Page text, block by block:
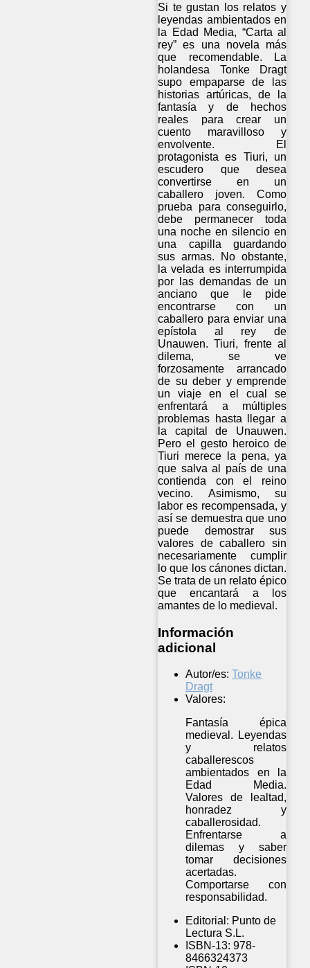
Si te gustan los relatos y
leyendas ambientados en
la Edad Media, “Carta al
rey” es una novela más
que recomendable. La
holandesa Tonke Dragt
supo empaparse de las
historias artúricas, de la
fantasía y de hechos
reales para crear un
cuento maravilloso y
envolvente. El
protagonista es Tiuri, un
escudero que desea
convertirse en un
caballero joven. Como
prueba para conseguirlo,
debe permanecer toda
una noche en silencio en
una capilla guardando
sus armas. No obstante,
la velada es interrumpida
por las demandas de un
anciano que le pide
encontrarse con un
caballero para enviar una
epístola al rey de
Unauwen. Tiuri, frente al
dilema, se ve
forzosamente arrancado
de su deber y emprende
un viaje en el cual se
enfrentará a múltiples
problemas hasta llegar a
la capital de Unauwen.
Pero el gesto heroico de
Tiuri merece la pena, ya
que salva al país de una
contienda con el reino
vecino. Asimismo, su
labor es recompensada, y
así se demuestra que uno
puede demostrar sus
valores de caballero sin
necesariamente cumplir
lo que los cánones dictan.
Se trata de un relato épico
que encantará a los
amantes de lo medieval.
Información
adicional
Autor/es: Tonke
Dragt
Valores:
Fantasía épica
medieval. Leyendas
y relatos
caballerescos
ambientados en la
Edad Media.
Valores de lealtad,
honradez y
caballerosidad.
Enfrentarse a
dilemas y saber
tomar decisiones
acertadas.
Comportarse con
responsabilidad.
Editorial: Punto de
Lectura S.L.
ISBN-13: 978-
8466324373